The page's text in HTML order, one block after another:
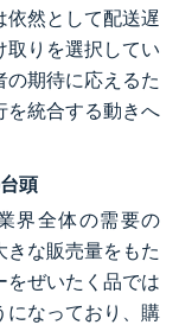
依然として配送遅
取りを選択してい
の期待に応えるた
を統合する動きへ
頭
界全体の需要の
きな販売量をもた
をぜいたく品では
になっており、購